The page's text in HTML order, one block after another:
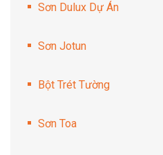
Sơn Dulux Dự Án
Sơn Jotun
Bột Trét Tường
Sơn Toa